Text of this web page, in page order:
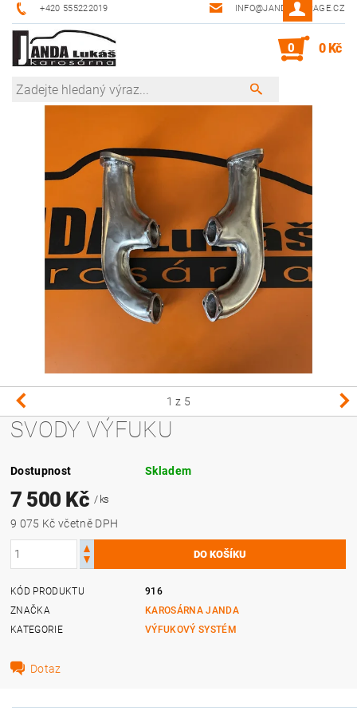
+420 555222019 INFO@JANDA-GARAGE.CZ
0 0 Kč
1 z 5
SVODY VÝFUKU
Dostupnost Skladem
7 500 Kč / ks
9 075 Kč včetně DPH
KÓD PRODUKTU
916
ZNAČKA
KAROSÁRNA JANDA
KATEGORIE
VÝFUKOVÝ SYSTÉM
Dotaz